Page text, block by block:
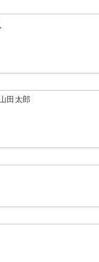
太郎